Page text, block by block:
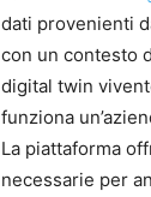
dati provenienti
con un contesto
digital twin
funziona
La piattaforma
necessarie per